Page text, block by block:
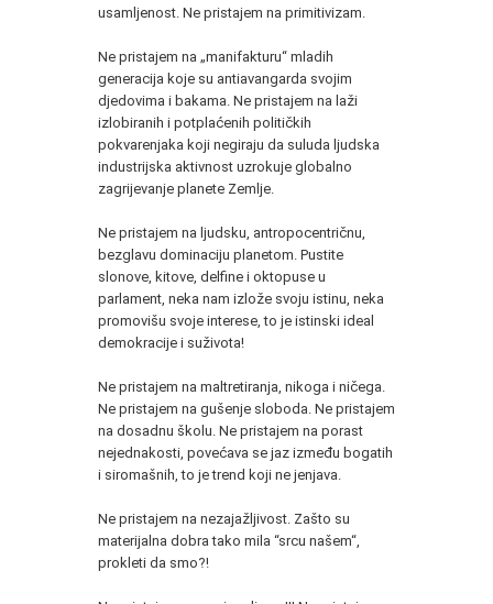
usamljenost. Ne pristajem na primitivizam.
Ne pristajem na „manifakturu“ mladih
generacija koje su antiavangarda svojim
djedovima i bakama. Ne pristajem na laži
izlobiranih i potplaćenih političkih
pokvarenjaka koji negiraju da suluda ljudska
industrijska aktivnost uzrokuje globalno
zagrijevanje planete Zemlje.
Ne pristajem na ljudsku, antropocentričnu,
bezglavu dominaciju planetom. Pustite
slonove, kitove, delfine i oktopuse u
parlament, neka nam izlože svoju istinu, neka
promovišu svoje interese, to je istinski ideal
demokracije i suživota!
Ne pristajem na maltretiranja, nikoga i ničega.
Ne pristajem na gušenje sloboda. Ne pristajem
na dosadnu školu. Ne pristajem na porast
nejednakosti, povećava se jaz između bogatih
i siromašnih, to je trend koji ne jenjava.
Ne pristajem na nezajažljivost. Zašto su
materijalna dobra tako mila “srcu našem“,
prokleti da smo?!